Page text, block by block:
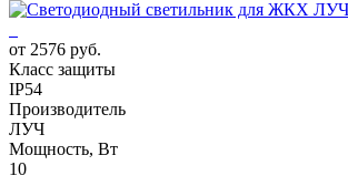
от 2576 руб.
Класс защиты
IP54
Производитель
ЛУЧ
Мощность, Вт
10